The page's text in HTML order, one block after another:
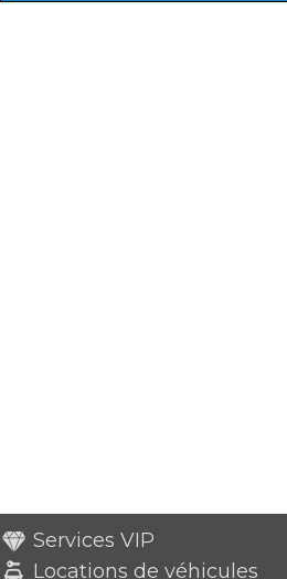
Services VIP
Locations de véhicules